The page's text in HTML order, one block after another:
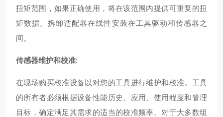
扭矩范围，如果正确使用，将在该范围内提供可重复的扭
矩数据。拆卸适配器在线性安装在工具驱动和传感器之
间。
传感器维护和校准:
在现场购买校准设备以对您的工具进行维护和校准。工具
的所有者必须根据设备性能历史、应用、使用程度和管理
目标，确定满足其需求的适当的校准频率。对于大多数组